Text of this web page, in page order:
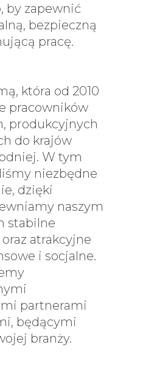
by zapewnić
bezpieczną
pracę.
która od 2010
pracowników
produkcyjnych
do krajów
W tym
niezbędne
dzięki
naszym
stabilne
atrakcyjne
i socjalne.
partnerami
będącymi
branży.